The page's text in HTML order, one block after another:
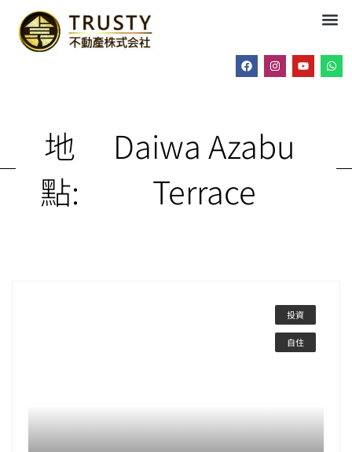
地
點:
Daiwa Azabu
Terrace
投資
自住